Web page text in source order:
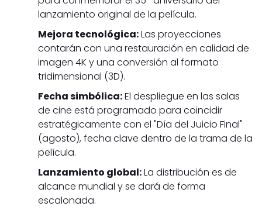
lanzamiento original de la película.
Mejora tecnológica:Las proyecciones
contarán con una restauración en calidad de
imagen 4K y una conversión al formato
tridimensional (3D).
Fecha simbólica:El despliegue en las salas
de cine está programado para coincidir
estratégicamente con el "Día del Juicio Final"
(agosto), fecha clave dentro de la trama de la
película.
Lanzamiento global:La distribución es de
alcance mundial y se dará de forma
escalonada.